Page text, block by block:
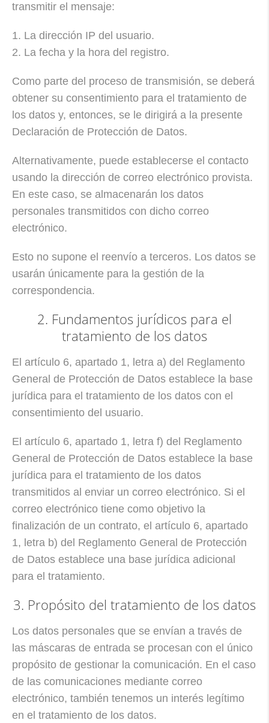
transmitir el mensaje:
1. La dirección IP del usuario.
2. La fecha y la hora del registro.
Como parte del proceso de transmisión, se deberá
obtener su consentimiento para el tratamiento de
los datos y, entonces, se le dirigirá a la presente
Declaración de Protección de Datos.
Alternativamente, puede establecerse el contacto
usando la dirección de correo electrónico provista.
En este caso, se almacenarán los datos
personales transmitidos con dicho correo
electrónico.
Esto no supone el reenvío a terceros. Los datos se
usarán únicamente para la gestión de la
correspondencia.
2. Fundamentos jurídicos para el
tratamiento de los datos
El artículo 6, apartado 1, letra a) del Reglamento
General de Protección de Datos establece la base
jurídica para el tratamiento de los datos con el
consentimiento del usuario.
El artículo 6, apartado 1, letra f) del Reglamento
General de Protección de Datos establece la base
jurídica para el tratamiento de los datos
transmitidos al enviar un correo electrónico. Si el
correo electrónico tiene como objetivo la
finalización de un contrato, el artículo 6, apartado
1, letra b) del Reglamento General de Protección
de Datos establece una base jurídica adicional
para el tratamiento.
3. Propósito del tratamiento de los datos
Los datos personales que se envían a través de
las máscaras de entrada se procesan con el único
propósito de gestionar la comunicación. En el caso
de las comunicaciones mediante correo
electrónico, también tenemos un interés legítimo
en el tratamiento de los datos.